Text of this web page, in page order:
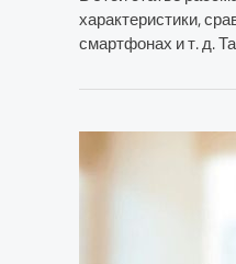
характеристики,
смартфонах и т. д.